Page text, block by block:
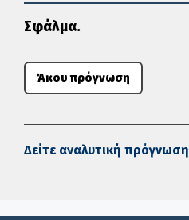
Σφάλμα.
Άκου πρόγνωση
Δείτε αναλυτική πρόγνωση